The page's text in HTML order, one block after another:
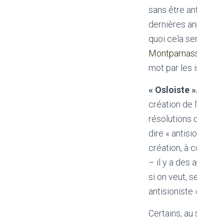
sans être
dernières
quoi cela
mot par les
« Osloiste
création de
résolutions
dire «
création, à
– il y a des
si on veut,
antisioniste
Certains,